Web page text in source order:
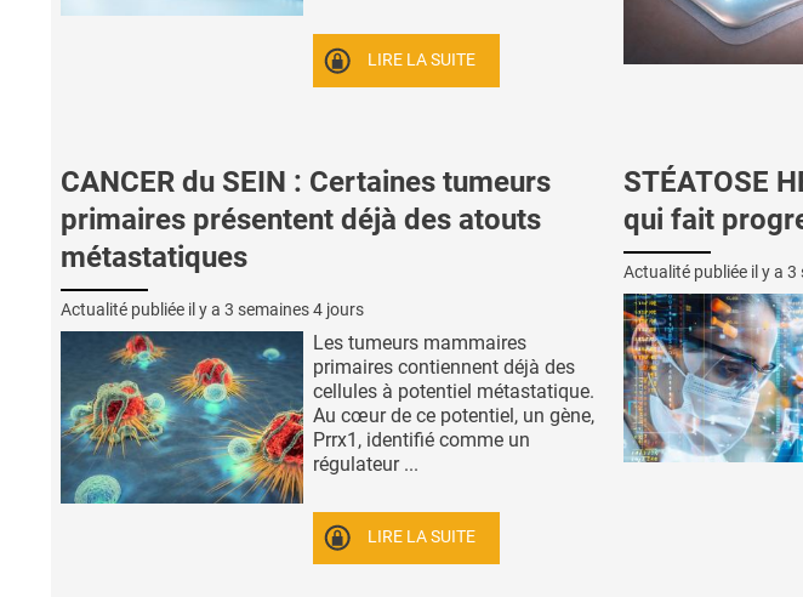
LIRE LA SUITE
CANCER du SEIN : Certaines tumeurs
primaires présentent déjà des atouts
métastatiques
Actualité publiée il y a 3 semaines 4 jours
Les tumeurs mammaires
primaires contiennent déjà des
cellules à potentiel métastatique.
Au cœur de ce potentiel, un gène,
Prrx1, identifié comme un
régulateur ...
LIRE LA SUITE
STÉATOSE
qui fait
Actualité publiée il y a 3